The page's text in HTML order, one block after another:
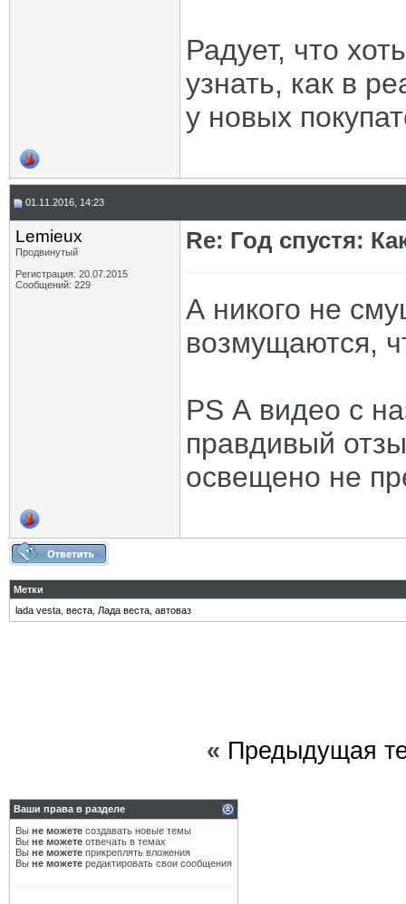
Радует, что
узнать, как в
у новых
01.11.2016, 14:23
Lemieux
Продвинутый
Регистрация: 20.07.2015
Сообщений: 229
Re: Год спустя:
А никого не
возмущаются,
PS А видео с
правдивый
освещено не
Метки
lada vesta веста Лада веста автоваз
« Предыдущая
Ваши права в разделе
Вы не можете создавать новые темы
Вы не можете отвечать в темах
Вы не можете прикреплять вложения
Вы не можете редактировать свои сообщения